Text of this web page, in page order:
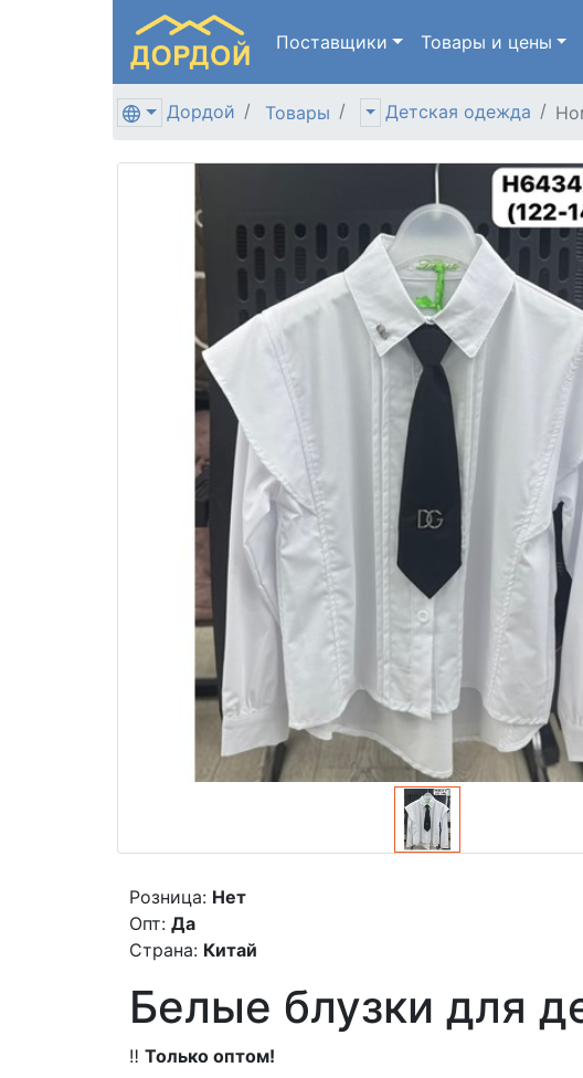
Поставщики Товары и цены
Дордой Товары Детская одежда
Розница: Нет
Опт: Да
Страна: Китай
Белые блузки для
‼️ Только оптом!